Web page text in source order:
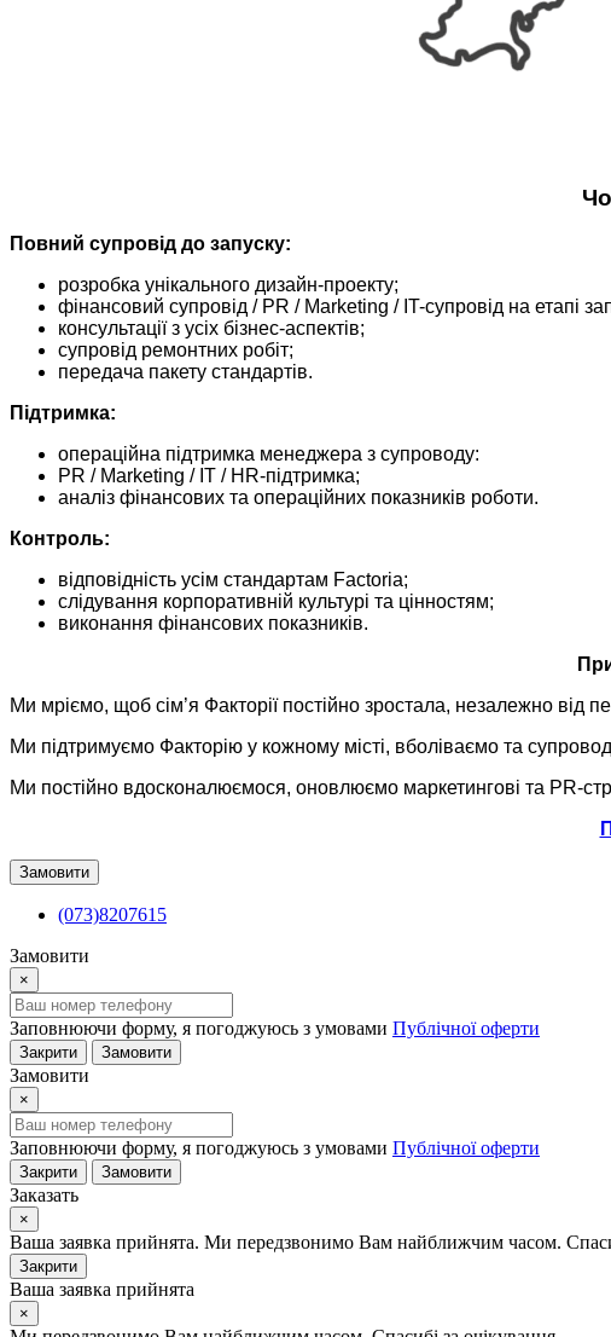
Повний супровід до запуску:
розробка унікального дизайн-проекту;
фінансовий супровід / PR / Marketing / IT-супровід на етапі
консультації з усіх бізнес-аспектів;
супровід ремонтних робіт;
передача пакету стандартів.
Підтримка:
операційна підтримка менеджера з супроводу:
PR / Marketing / IT / HR-підтримка;
аналіз фінансових та операційних показників роботи.
Контроль:
відповідність усім стандартам Factoria;
слідування корпоративній культурі та цінностям;
виконання фінансових показників.
Ми мріємо, щоб сім’я Факторії постійно зростала, незалежно від
Ми підтримуємо Факторію у кожному місті, вболіваємо та
Ми постійно вдосконалюємося, оновлюємо маркетингові та PR-
Замовити
(073)8207615
Замовити
×
Заповнюючи форму, я погоджуюсь з умовами Публічної оферти
Закрити Замовити
Замовити
×
Заповнюючи форму, я погоджуюсь з умовами Публічної оферти
Закрити Замовити
Заказать
×
Ваша заявка прийнята. Ми передзвонимо Вам найближчим часом.
Закрити
Ваша заявка прийнята
×